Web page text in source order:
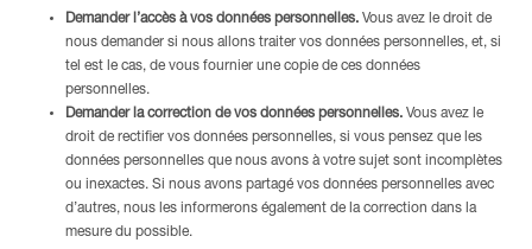
Demander l’accès à vos données personnelles. Vous avez le droit de
nous demander si nous allons traiter vos données personnelles, et, si
tel est le cas, de vous fournier une copie de ces données
personnelles.
Demander la correction de vos données personnelles. Vous avez le
droit de rectifier vos données personnelles, si vous pensez que les
données personnelles que nous avons à votre sujet sont incomplètes
ou inexactes. Si nous avons partagé vos données personnelles avec
d’autres, nous les informerons également de la correction dans la
mesure du possible.